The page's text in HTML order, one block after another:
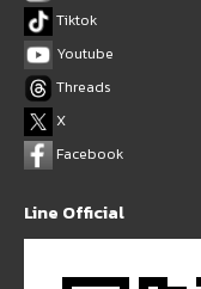
Tiktok
Youtube
Threads
X
Facebook
Line Official